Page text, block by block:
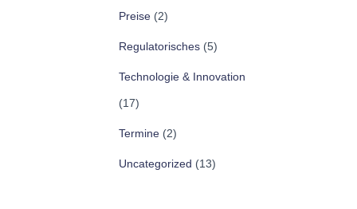
Preise (2)
Regulatorisches (5)
Technologie & Innovation
(17)
Termine (2)
Uncategorized (13)